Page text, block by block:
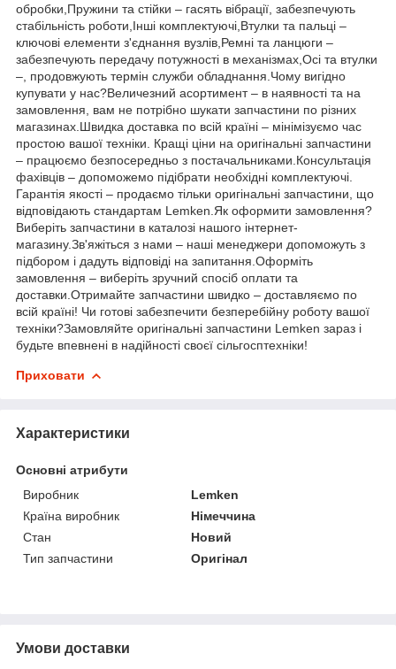
обробки,Пружини та стійки – гасять вібрації, забезпечують
стабільність роботи,Інші комплектуючі,Втулки та пальці –
ключові елементи з'єднання вузлів,Ремні та ланцюги –
забезпечують передачу потужності в механізмах,Осі та втулки
–, продовжують термін служби обладнання.Чому вигідно
купувати у нас?Величезний асортимент – в наявності та на
замовлення, вам не потрібно шукати запчастини по різних
магазинах.Швидка доставка по всій країні – мінімізуємо час
простою вашої техніки. Кращі ціни на оригінальні запчастини
– працюємо безпосередньо з постачальниками.Консультація
фахівців – допоможемо підібрати необхідні комплектуючі.
Гарантія якості – продаємо тільки оригінальні запчастини, що
відповідають стандартам Lemken.Як оформити замовлення?
Виберіть запчастини в каталозі нашого інтернет-
магазину.Зв'яжіться з нами – наші менеджери допоможуть з
підбором і дадуть відповіді на запитання.Оформіть
замовлення – виберіть зручний спосіб оплати та
доставки.Отримайте запчастини швидко – доставляємо по
всій країні! Чи готові забезпечити безперебійну роботу вашої
техніки?Замовляйте оригінальні запчастини Lemken зараз і
будьте впевнені в надійності своєї сільгосптехніки!
Приховати
Характеристики
Основні атрибути
Виробник
Lemken
Країна виробник
Німеччина
Стан
Новий
Тип запчастини
Оригінал
Умови доставки